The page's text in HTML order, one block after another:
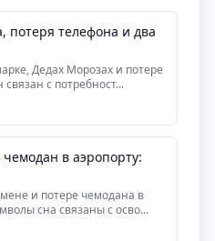
потеря телефона и два
Дедах Морозах и потере
с потребност...
в аэропорту:
и потере чемодана в
сна связаны с осво...